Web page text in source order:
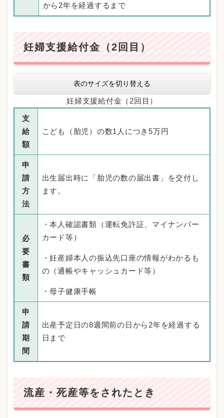
から2年を経過するまで
妊婦支援給付金（2回目）
表のサイズを切り替える
妊婦支援給付金（2回目）
支
給
額
こども（胎児）の数1人につき5万円
申
請
方
法
出生届出時に「胎児の数の届出書」を交付し
ます。
必
要
書
類
・本人確認書類（運転免許証、マイナンバー
カード等）
・妊産婦本人の振込先口座の情報がわかるも
の（通帳やキャッシュカード等）
・母子健康手帳
申
請
期
間
出産予定日の8週間前の日から2年を経過する
日まで
流産・死産等をされたとき